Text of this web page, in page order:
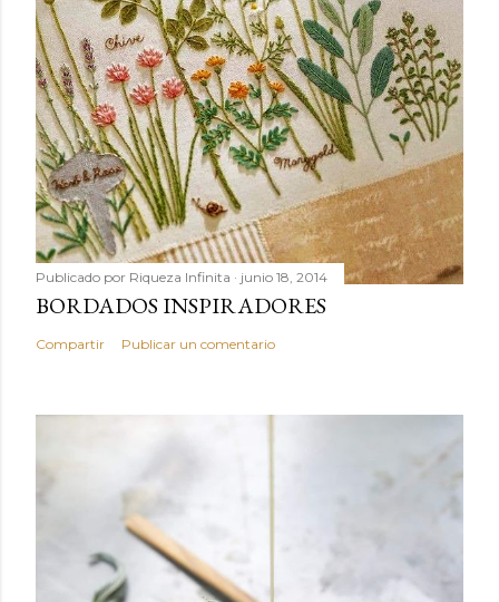
Publicado por Riqueza Infinita junio 18, 2014
BORDADOS INSPIRADORES
Compartir Publicar un comentario